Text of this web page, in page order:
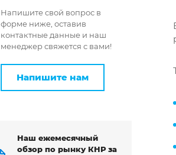
Напишите свой вопрос в
форме ниже, оставив
контактные данные и наш
менеджер свяжется с вами!
Напишите нам
Наш ежемесячный
обзор по рынку КНР за